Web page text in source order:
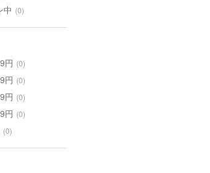
中 (0)
円 (0)
円 (0)
円 (0)
円 (0)
(0)